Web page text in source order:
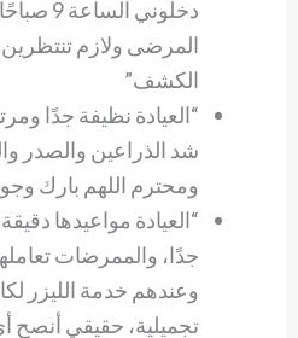
دخلوني
المرضى ولازم
الكشف”
“العيادة نظيفة جدًا
شد الذراعين والصدر
ومحترم اللهم بارك
“العيادة مواعيدها
جدًا، والممرضات
وعندهم خدمة الليزر
تجميلية، حقيقي